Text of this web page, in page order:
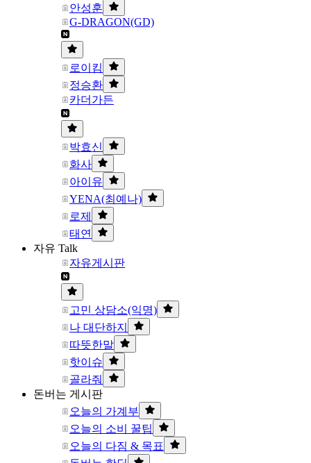
안성훈
G-DRAGON(GD)
로이킴
정승환
카더가든
박효신
화사
아이유
YENA(최예나)
로제
태연
자유 Talk
자유게시판
고민 상담소(익명)
나 대단하지
따뜻한말
핫이슈
골라줘
돈버는 게시판
오늘의 가계부
오늘의 소비 꿀팁
오늘의 다짐 & 목표